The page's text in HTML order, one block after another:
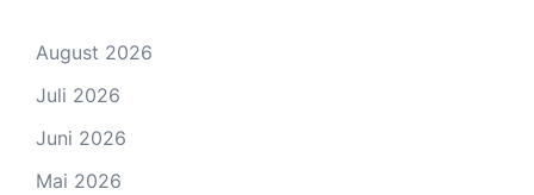
August 2026
Juli 2026
Juni 2026
Mai 2026